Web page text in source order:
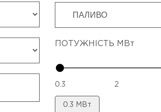
ПОТУЖНІСТЬ МВт
0.3 2
0.3 МВт